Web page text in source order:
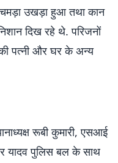
उखड़ा हुआ तथा कान
दिख रहे थे. परिजनों
पत्नी और घर के अन्य
रूबी कुमारी, एसआई
यादव पुलिस बल के साथ